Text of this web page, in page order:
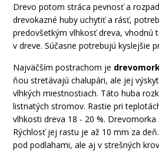
Drevo potom stráca pevnosť a
drevokazné huby uchytiť a rásť,
predovšetkým vlhkosť dreva, vhodnú
v dreve. Súčasne potrebujú kyslejšie
Najväčším postrachom je
ňou stretávajú chalupári, ale jej výskyt
vlhkých miestnostiach. Táto huba
listnatých stromov. Rastie pri
vlhkosti dreva 18 - 20%. Drevomorka
Rýchlosť jej rastu je až 10 mm za deň.
pod podlahami, ale aj v strešných